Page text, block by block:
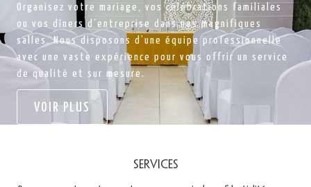
Organisez votre mariage, vos célébrations familiales
ou vos dîners d’entreprise dans nos magnifiques
salles. Nous disposons d’une équipe professionnelle
avec une vaste expérience pour vous offrir un service
de qualité et sur mesure.
VOIR PLUS
Services